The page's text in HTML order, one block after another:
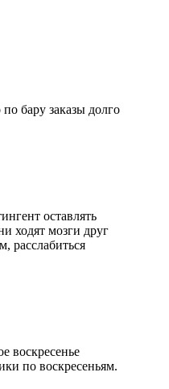
бару заказы долго
оставлять
ходят мозги друг
расслабиться
воскресенье
по воскресеньям.